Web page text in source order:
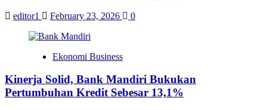
editor1 February 23, 2026 0
Ekonomi Business
Kinerja Solid, Bank Mandiri Bukukan
Pertumbuhan Kredit Sebesar 13,1%